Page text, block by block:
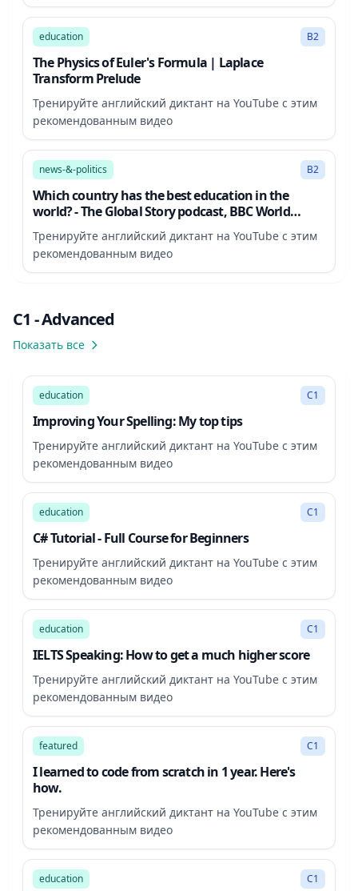
27:49
education B2
The Physics of Euler's Formula | Laplace
Transform Prelude
Тренируйте английский диктант на YouTube с этим
рекомендованным видео
22:13
news-&-politics B2
Which country has the best education in the
world? - The Global Story podcast, BBC World
Тренируйте английский диктант на YouTube с этим
рекомендованным видео
C1 - Advanced
Показать все
education C1
Improving Your Spelling: My top tips
Тренируйте английский диктант на YouTube с этим
рекомендованным видео
271:08
education C1
C# Tutorial - Full Course for Beginners
Тренируйте английский диктант на YouTube с этим
рекомендованным видео
18:07
education C1
IELTS Speaking: How to get a much higher score
Тренируйте английский диктант на YouTube с этим
рекомендованным видео
41:54
featured C1
I learned to code from scratch in 1 year. Here's
how.
Тренируйте английский диктант на YouTube с этим
рекомендованным видео
27:31
education C1